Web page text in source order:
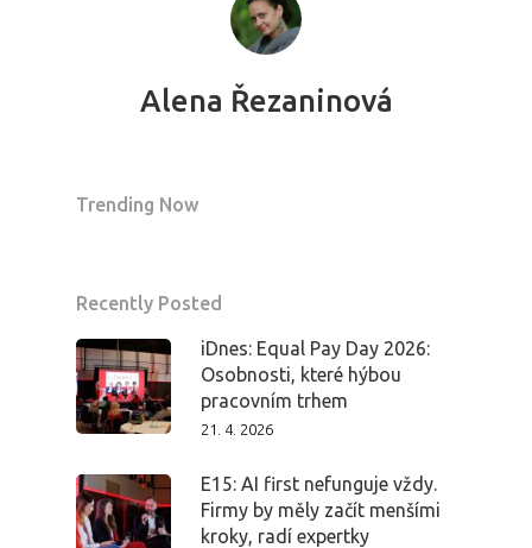
Alena Řezaninová
Trending Now
Recently Posted
iDnes: Equal Pay Day 2026:
Osobnosti, které hýbou
pracovním trhem
21. 4. 2026
E15: AI first nefunguje vždy.
Firmy by měly začít menšími
kroky, radí expertky